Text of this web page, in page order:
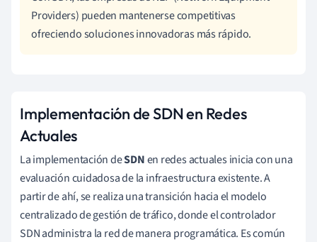
Providers) pueden mantenerse competitivas
ofreciendo soluciones innovadoras más rápido.
Implementación de SDN en Redes
Actuales
La implementación deSDNen redes actuales inicia con una
evaluación cuidadosa de la infraestructura existente. A
partir de ahí, se realiza una transición hacia el modelo
centralizado de gestión de tráfico, donde el controlador
SDN administra la red de manera programática. Es común